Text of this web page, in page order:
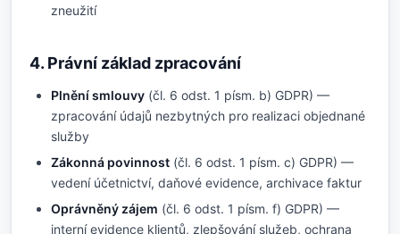
zneužití
4. Právní základ zpracování
Plnění smlouvy (čl. 6 odst. 1 písm. b) GDPR) —
zpracování údajů nezbytných pro realizaci objednané
služby
Zákonná povinnost (čl. 6 odst. 1 písm. c) GDPR) —
vedení účetnictví, daňové evidence, archivace faktur
Oprávněný zájem (čl. 6 odst. 1 písm. f) GDPR) —
interní evidence klientů, zlepšování služeb, ochrana